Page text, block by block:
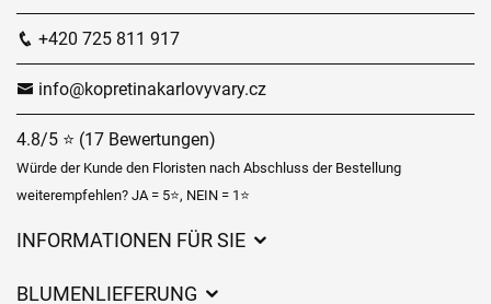
+420 725 811 917
info@kopretinakarlovyvary.cz
4.8/5 ⭐ (17 Bewertungen)
Würde der Kunde den Floristen nach Abschluss der Bestellung
weiterempfehlen? JA = 5⭐, NEIN = 1⭐
INFORMATIONEN FÜR SIE
BLUMENLIEFERUNG